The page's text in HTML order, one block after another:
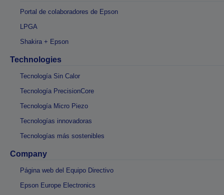
Portal de colaboradores de Epson
LPGA
Shakira + Epson
Technologies
Tecnología Sin Calor
Tecnología PrecisionCore
Tecnología Micro Piezo
Tecnologías innovadoras
Tecnologías más sostenibles
Company
Página web del Equipo Directivo
Epson Europe Electronics